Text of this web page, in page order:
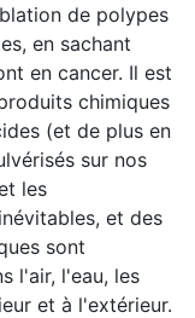
de polypes
en sachant
en cancer. Il est
chimiques
(et de plus en
sur nos
les
et des
sont
l'air, l'eau, les
et à l'extérieur.